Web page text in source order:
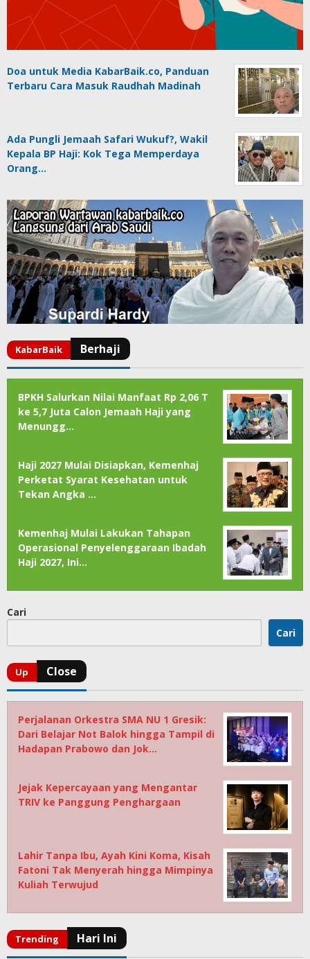
Doa untuk Media KabarBaik.co, Panduan
Terbaru Cara Masuk Raudhah Madinah
Ada Pungli Jemaah Safari Wukuf?, Wakil
Kepala BP Haji: Kok Tega Memperdaya
Orang…
BPKH Salurkan Nilai Manfaat Rp 2,06 T
ke 5,7 Juta Calon Jemaah Haji yang
Menungg…
Haji 2027 Mulai Disiapkan, Kemenhaj
Perketat Syarat Kesehatan untuk
Tekan Angka …
Kemenhaj Mulai Lakukan Tahapan
Operasional Penyelenggaraan Ibadah
Haji 2027, Ini…
Cari
Cari
Perjalanan Orkestra SMA NU 1 Gresik:
Dari Belajar Not Balok hingga Tampil di
Hadapan Prabowo dan Jok…
Jejak Kepercayaan yang Mengantar
TRIV ke Panggung Penghargaan
Lahir Tanpa Ibu, Ayah Kini Koma, Kisah
Fatoni Tak Menyerah hingga Mimpinya
Kuliah Terwujud